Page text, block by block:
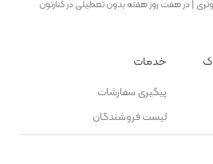
| در هفت روز هفته بدون تعطیلی در کنارتون
خدمات
پیگیری سفارشات
لیست فروشندگان